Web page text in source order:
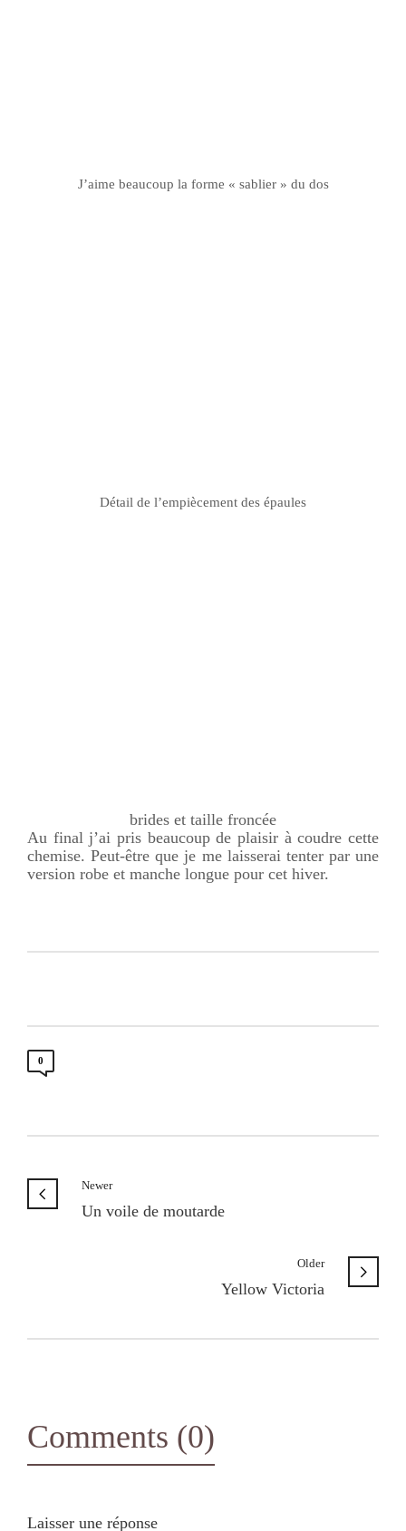
J’aime beaucoup la forme « sablier » du dos
Détail de l’empiècement des épaules
brides et taille froncée
Au final j’ai pris beaucoup de plaisir à coudre cette
chemise. Peut-être que je me laisserai tenter par une
version robe et manche longue pour cet hiver.
0
Newer
Un voile de moutarde
Older
Yellow Victoria
Comments (0)
Laisser une réponse